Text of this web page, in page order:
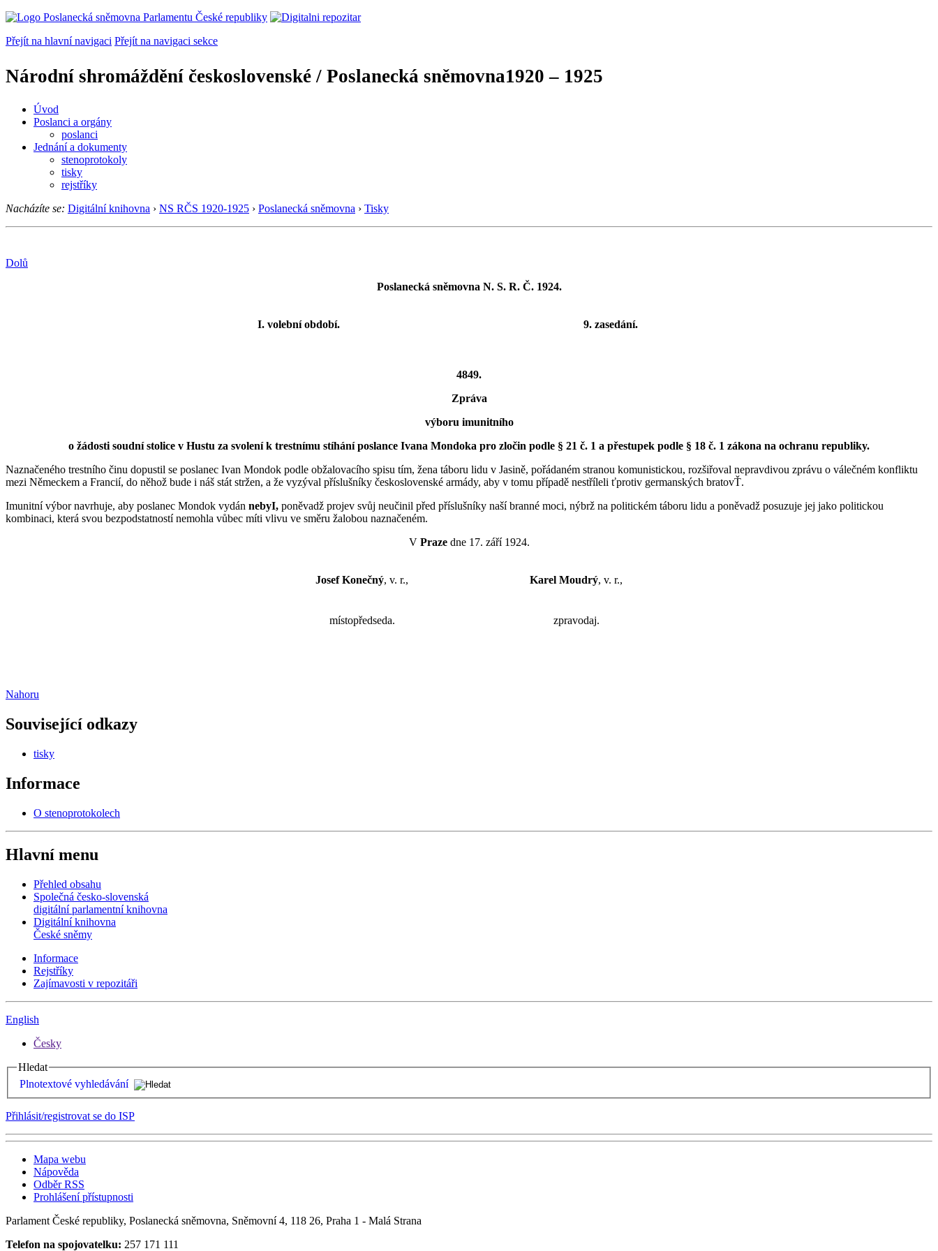
Přejít na hlavní navigaci Přejít na navigaci sekce
Národní shromáždění československé / Poslanecká sněmovna1920 – 1925
Úvod
Poslanci a orgány
poslanci
Jednání a dokumenty
stenoprotokoly
tisky
rejstříky
Nacházíte se: Digitální knihovna › NS RČS 1920-1925 › Poslanecká sněmovna › Tisky
Dolů
Poslanecká sněmovna N. S. R. Č. 1924.
I. volební období. 9. zasedání.
4849.
Zpráva
výboru imunitního
o žádosti soudní stolice v Hustu za svolení k trestnímu stíhání poslance Ivana Mondoka pro zločin podle § 21 č. 1 a přestupek podle § 18 č. 1 zákona na ochranu republiky.
Naznačeného trestního činu dopustil se poslanec Ivan Mondok podle obžalovacího spisu tím, žena táboru lidu v Jasině, pořádaném stranou komunistickou, rozšiřoval nepravdivou zprávu o válečném konfliktu
mezi Německem a Francií, do něhož bude i náš stát stržen, a že vyzýval příslušníky československé armády, aby v tomu případě nestříleli ťprotiv germanských bratovŤ.
Imunitní výbor navrhuje, aby poslanec Mondok vydán nebyI, poněvadž projev svůj neučinil před příslušníky naší branné moci, nýbrž na politickém táboru lidu a poněvadž posuzuje jej jako politickou
kombinaci, která svou bezpodstatností nemohla vůbec míti vlivu ve směru žalobou naznačeném.
V Prazedne 17. září 1924.
Josef Konečný, v. r., Karel Moudrý, v. r.,
místopředseda. zpravodaj.
Nahoru
Související odkazy
tisky
Informace
O stenoprotokolech
Hlavní menu
Přehled obsahu
Společná česko-slovenská
digitální parlamentní knihovna
Digitální knihovna
České sněmy
Informace
Rejstříky
Zajímavosti v repozitáři
English
Česky
Hledat
Plnotextové vyhledávání
Přihlásit/registrovat se do ISP
Mapa webu
Nápověda
Odběr RSS
Prohlášení přístupnosti
Parlament České republiky, Poslanecká sněmovna, Sněmovní 4, 118 26, Praha 1 - Malá Strana
Telefon na spojovatelku: 257 171 111